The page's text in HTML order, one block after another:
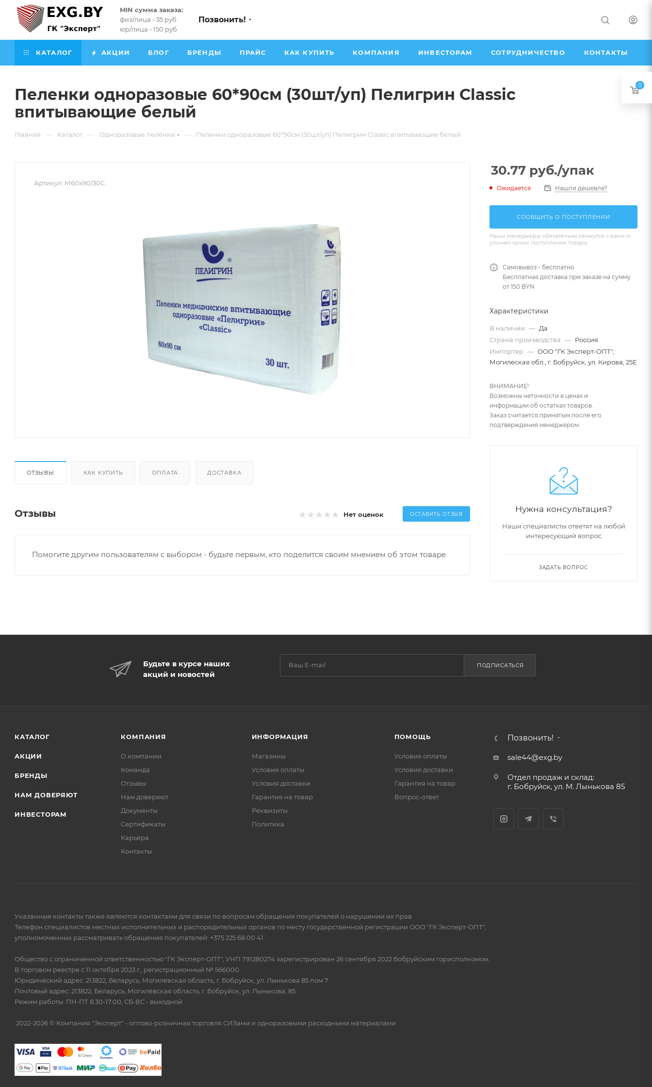
MIN сумма заказа:
физ/лица - 35 руб.
юр/лица - 150 руб.
Позвонить!
КАТАЛОГ АКЦИИ БЛОГ БРЕНДЫ ПРАЙС КАК КУПИТЬ КОМПАНИЯ ИНВЕСТОРАМ СОТРУДНИЧЕСТВО КОНТАКТЫ
Пеленки одноразовые 60*90см (30шт/уп) Пелигрин Classic
впитывающие белый
Главная — Каталог — Одноразовые пелёнки — Пеленки одноразовые 60*90см (30шт/уп) Пелигрин Classic впитывающие белый
Артикул: М60х90/30С
ОТЗЫВЫ КАК КУПИТЬ ОПЛАТА ДОСТАВКА
Отзывы Нет оценок ОСТАВИТЬ ОТЗЫВ
Помогите другим пользователям с выбором - будьте первым, кто поделится своим мнением об этом товаре
30.77 руб./упак
Ожидается Нашли дешевле?
СООБЩИТЬ О ПОСТУПЛЕНИИ
Наши менеджеры обязательно свяжутся с вами и
уточнят сроки поступления товара
Самовывоз - бесплатно
Бесплатная доставка при заказе на сумму
от 150 BYN
Характеристики
В наличии — Да
Страна производства — Россия
Импортер — ООО "ГК Эксперт-ОПТ",
Могилеская обл., г. Бобруйск, ул. Кирова, 25Е
ВНИМАНИЕ!
Возможны неточности в ценах и
информации об остатках товаров.
Заказ считается принятым после его
подтверждения менеджером.
Нужна консультация?
Наши специалисты ответят на любой
интересующий вопрос
ЗАДАТЬ ВОПРОС
Будьте в курсе наших
акций и новостей
ПОДПИСАТЬСЯ
КАТАЛОГ
АКЦИИ
БРЕНДЫ
НАМ ДОВЕРЯЮТ
ИНВЕСТОРАМ
КОМПАНИЯ
О компании
Команда
Отзывы
Нам доверяют
Документы
Сертификаты
Карьера
Контакты
ИНФОРМАЦИЯ
Магазины
Условия оплаты
Условия доставки
Гарантия на товар
Реквизиты
Политика
ПОМОЩЬ
Условия оплаты
Условия доставки
Гарантия на товар
Вопрос-ответ
Позвонить!
sale44@exg.by
Отдел продаж и склад:
г. Бобруйск, ул. М. Лынькова 85
Указанные контакты также являются контактами для связи по вопросам обращения покупателей о нарушении их прав.
Телефон специалистов местных исполнительных и распорядительных органов по месту государственной регистрации ООО "ГК Эксперт-ОПТ",
уполномоченных рассматривать обращения покупателей: +375 225 68 00 41.
Общество с ограниченной ответственностью "ГК Эксперт-ОПТ", УНП 791280274 зарегистрирован 26 сентября 2022 Бобруйским горисполкомом.
В торговом реестре с 11 октября 2023 г., регистрационный № 566000.
Юридический адрес: 213822, Беларусь, Могилёвская область, г. Бобруйск, ул. Лынькова 85 пом 7
Почтовый адрес: 213822, Беларусь, Могилёвская область, г. Бобруйск, ул. Лынькова, 85
Режим работы: ПН-ПТ 8.30-17.00, СБ-ВС - выходной
2022-2026 © Компания "Эксперт" - оптово-розничная торговля СИЗами и одноразовыми расходными материалами
0